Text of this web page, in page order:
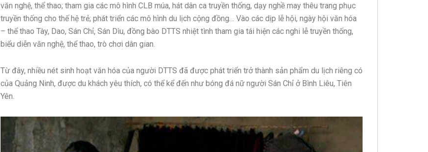
văn nghệ, thể thao; tham gia các mô hình CLB múa, hát dân ca truyền thống, dạy nghề may thêu trang phục
truyền thống cho thế hệ trẻ; phát triển các mô hình du lịch cộng đồng… Vào các dịp lễ hội, ngày hội văn hóa
– thể thao Tày, Dao, Sán Chỉ, Sán Dìu, đồng bào DTTS nhiệt tình tham gia tái hiện các nghi lễ truyền thống,
biểu diễn văn nghệ, thể thao, trò chơi dân gian.
Từ đây, nhiều nét sinh hoạt văn hóa của người DTTS đã được phát triển trở thành sản phẩm du lịch riêng có
của Quảng Ninh, được du khách yêu thích, có thể kể đến như bóng đá nữ người Sán Chỉ ở Bình Liêu, Tiên
Yên.